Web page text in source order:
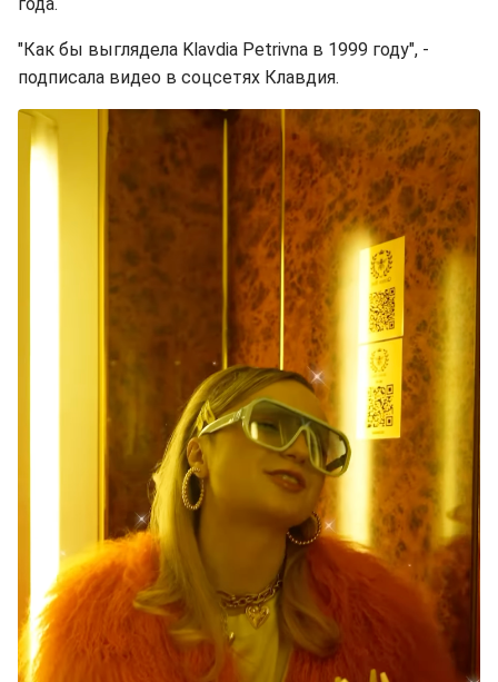
"Как бы выглядела Klavdia Petrivna в 1999 году", -
подписала видео в соцсетях Клавдия.